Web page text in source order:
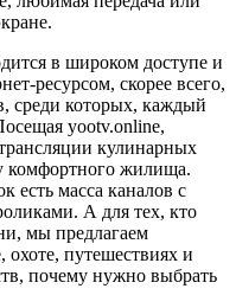
в широком доступе и
ресурсом, скорее всего,
среди которых, каждый
yootv.online,
кулинарных
комфортного жилища.
есть масса каналов с
А для тех, кто
мы предлагаем
путешествиях и
почему нужно выбрать